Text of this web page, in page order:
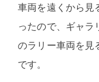
車両を遠くから見
ったので、ギャラ
のラリー車両を見
です。